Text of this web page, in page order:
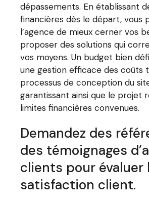
dépassements. En établissant
financières dès le départ, vous
l’agence de mieux cerner vos
proposer des solutions qui
vos moyens. Un budget bien
une gestion efficace des coûts
processus de conception du
garantissant ainsi que le projet
limites financières convenues.
Demandez des
des témoignages
clients pour évaluer
satisfaction client.